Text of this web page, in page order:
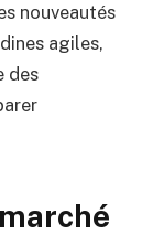
nouveautés
agiles,
des